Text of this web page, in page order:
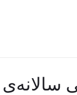
سالانه‌ی